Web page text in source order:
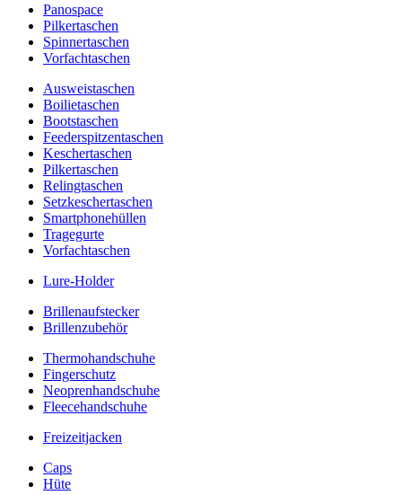
Panospace
Pilkertaschen
Spinnertaschen
Vorfachtaschen
Ausweistaschen
Boilietaschen
Bootstaschen
Feederspitzentaschen
Keschertaschen
Pilkertaschen
Relingtaschen
Setzkeschertaschen
Smartphonehüllen
Tragegurte
Vorfachtaschen
Lure-Holder
Brillenaufstecker
Brillenzubehör
Thermohandschuhe
Fingerschutz
Neoprenhandschuhe
Fleecehandschuhe
Freizeitjacken
Caps
Hüte